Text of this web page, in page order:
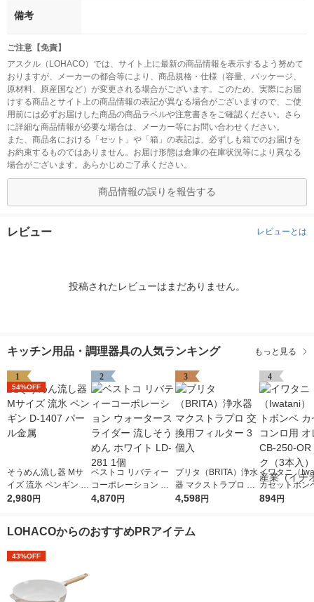
備考
ご注意【免責】
アスクル（LOHACO）では、サイト上に最新の商品情報を表示するよう努めて
おりますが、メーカーの都合等により、商品規格・仕様（容量、パッケージ、
原材料、原産国など）が変更される場合がございます。このため、実際にお届
けする商品とサイト上の商品情報の表記が異なる場合がございますので、ご使
用前には必ずお届けした商品の商品ラベルや注意書きをご確認ください。さら
に詳細な商品情報が必要な場合は、メーカー等にお問い合わせください。
また、商品名における「セット」や「箱」の表記は、必ずしも箱でのお届けを
お約束するものではありません。お届け形態は倉庫の在庫状況等により異なる
場合がございます。あらかじめご了承ください。
商品情報の誤りを報告する
レビュー レビューとは
投稿されたレビューはまだありません。
キッチン用品・調理器具の人気ランキング もっと見る
1
54%OFF
そうめん流し器 Mサ
イズ 流氷 ペンギン D-
1407 パール金属
2,980円
2
ベストコ リバティー
コーポレーション ウ
ォータースライダー
4,870円
3
ブリタ（BRITA）浄水
器 マクストラプロ 交
換用フィルター 3個入
4,598円
4
イワタニ（
カセットボン
ットコンロ用
894円
LOHACOからのおすすめPRアイテム
43%OFF